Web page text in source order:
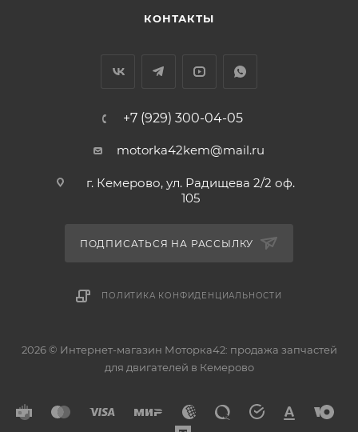
КОНТАКТЫ
+7 (929) 300-04-05
motorka42kem@mail.ru
г. Кемерово, ул. Радищева 2/2 оф.
105
ПОДПИСАТЬСЯ НА РАССЫЛКУ
ПОЛИТИКА КОНФИДЕНЦИАЛЬНОСТИ
2026 © Интернет-магазин Моторка42: продажа запчастей
для двигателей в Кемерово